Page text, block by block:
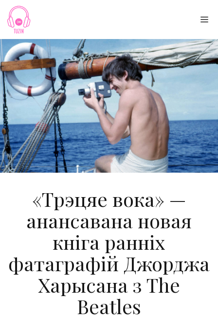
Skip
content
«Трэцяе вока» —
анансавана новая
кніга ранніх
фатаграфій Джорджа
Харысана з The
Beatles